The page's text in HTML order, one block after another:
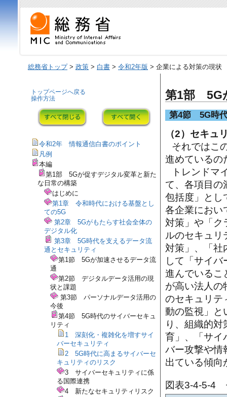
総務省トップ> 政策 > 白書 > 令和2年版 > 企業による対策の現状
第1部 5G
第4節 5G時
（2）セキュ
それではこ
進めているの
トレンドマ
て、各項目の
包括度」とし
各企業におい
対策」や「ク
ルのセキュリ
対策」、「社
して「サイ
進んでいるこ
が高い法人の
のセキュリテ
動の監視」と
り、組織的
育」、「サイ
バー攻撃や情
出ている傾向
図表3-4-5-4
トップページへ戻る
操作方法
令和2年 情報通信白書のポイント
凡例
本編
第1部 5Gが促すデジタル変革と新た
な日常の構築
はじめに
第1章 令和時代における基盤とし
ての5G
第2章 5Gがもたらす社会全体の
デジタル化
第3章 5G時代を支えるデータ流
通とセキュリティ
第1節 5Gが加速させるデータ流
通
第2節 デジタルデータ活用の現
状と課題
第3節 パーソナルデータ活用の
今後
第4節 5G時代のサイバーセキュ
リティ
1 深刻化・複雑化を増すサイ
バーセキュリティ
2 5G時代に高まるサイバーセ
キュリティのリスク
3 サイバーセキュリティに係
る国際連携
4 新たなセキュリティリスク